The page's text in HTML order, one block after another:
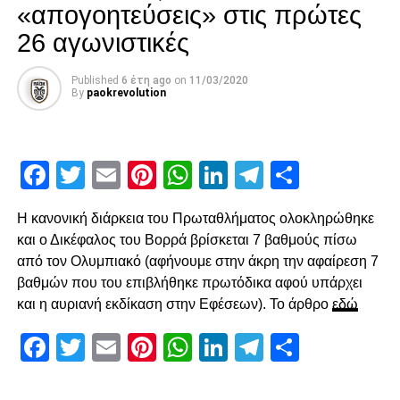
με άστοχο σουτ του Σάστρε εκτός περιοχής, πριν στο 58′ ο
Ότο χάσει σπουδαία ευκαιρία με πλασέ από την μικρή
περιοχή.
Ο Κοτάρσκι «έσωσε» τον Καμαρά
ο Λαχούντ βγήκε απέναντι από τον Κοτάρσκι, αλλά ο
καταγράφηκε στο 78’, με γύρισμα του Ζίβκοβιτς στην
καρδιά της περιοχής και επέμβαση του Τσάβες προ του
επερχόμενου Τισουντάλι.
«απογοητεύσεις» στις πρώτες
26 αγωνιστικές
Published 6 έτη ago on 11/03/2020
By paokrevolution
Facebook
Twitter
EmailPinterest
WhatsApp
LinkedIn
Telegram
Η κανονική διάρκεια του Πρωταθλήματος ολοκληρώθηκε
και ο Δικέφαλος του Βορρά βρίσκεται 7 βαθμούς πίσω
από τον Ολυμπιακό (αφήνουμε στην άκρη την αφαίρεση 7
βαθμών που του επιβλήθηκε πρωτόδικα αφού υπάρχει
και η αυριανή εκδίκαση στην Εφέσεων). Το άρθρο εδώ
Facebook
Twitter
EmailPinterest
WhatsApp
LinkedIn
Telegram